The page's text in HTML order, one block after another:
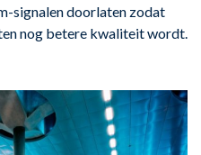
signalen doorlaten zodat
nog betere kwaliteit wordt.